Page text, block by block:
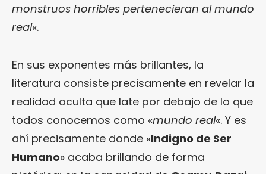
monstruos horribles pertenecieran al mundo
real«.
En sus exponentes más brillantes, la
literatura consiste precisamente en revelar la
realidad oculta que late por debajo de lo que
todos conocemos como «mundo real«. Y es
ahí precisamente donde «Indigno de Ser
Humano» acaba brillando de forma